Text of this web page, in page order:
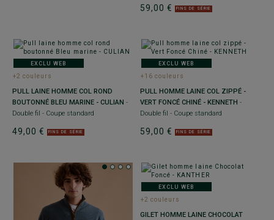
59,00 € FINS DE SÉRIE
EXCLU WEB
+2 couleurs
PULL LAINE HOMME COL ROND
BOUTONNÉ BLEU MARINE - CULIAN -
Double fil - Coupe standard
49,00 € FINS DE SÉRIE
EXCLU WEB
+16 couleurs
PULL HOMME LAINE COL ZIPPÉ -
VERT FONCÉ CHINÉ - KENNETH -
Double fil - Coupe standard
59,00 € FINS DE SÉRIE
EXCLU WEB
+2 couleurs
GILET HOMME LAINE CHOCOLAT